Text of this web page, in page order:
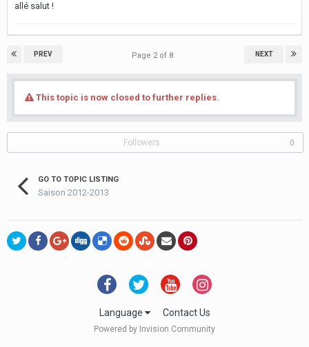
allé salut !
PREV NEXT
Page 2 of 8
This topic is now closed to further replies.
Followers 0
GO TO TOPIC LISTING
Saison 2012-2013
Language Contact Us
Powered by Invision Community